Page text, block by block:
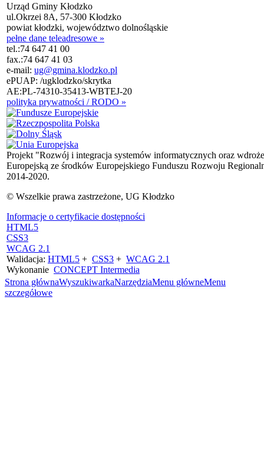
Urząd Gminy Kłodzko
ul.Okrzei 8A, 57-300 Kłodzko
powiat kłodzki, województwo dolnośląskie
pełne dane teleadresowe »
tel.:74 647 41 00
fax.:74 647 41 03
e-mail: ug@gmina.klodzko.pl
ePUAP: /ugklodzko/skrytka
AE:PL-74310-35413-WBTEJ-20
polityka prywatności / RODO »
Projekt "Rozwój i integracja systemów informatycznych oraz
Europejską ze środków Europejskiego Funduszu Rozwoju
2014-2020.
© Wszelkie prawa zastrzeżone, UG Kłodzko
Informacje o certyfikacie dostępności
HTML5
CSS3
WCAG 2.1
Walidacja: HTML5 + CSS3 + WCAG 2.1
Wykonanie CONCEPT Intermedia
Strona głównaWyszukiwarkaNarzędziaMenu główneMenu
szczegółowe